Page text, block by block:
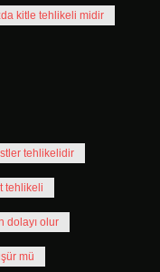
kitle tehlikeli midir
tehlikelidir
tehlikeli
dolayı olur
mü